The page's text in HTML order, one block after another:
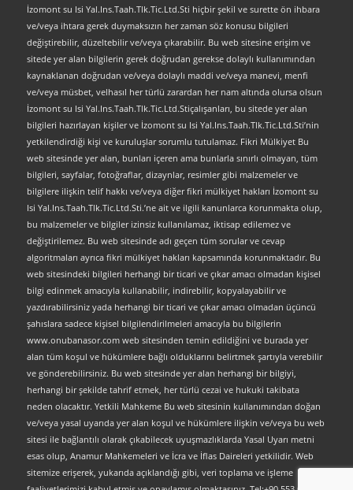
İzomont su Isi Yal.Ins.Taah.Tlk.Tic.Ltd.Sti hiçbir şekil ve surette ön ihbara
ve/veya ihtara gerek duymaksızın her zaman söz konusu bilgileri
değiştirebilir, düzeltebilir ve/veya çıkarabilir. Bu web sitesine erişim ve
sitede yer alan bilgilerin gerek doğrudan gerekse dolaylı kullanımından
kaynaklanan doğrudan ve/veya dolaylı maddi ve/veya manevi, menfi
ve/veya müsbet, velhasıl her türlü zarardan her nam altında olursa olsun
İzomont su Isi Yal.Ins.Taah.Tlk.Tic.Ltd.Stiçalışanları, bu sitede yer alan
bilgileri hazırlayan kişiler ve İzomont su Isi Yal.Ins.Taah.Tlk.Tic.Ltd.Sti’nin
yetkilendirdiği kişi ve kuruluşlar sorumlu tutulamaz. Fikri Mülkiyet Bu
web sitesinde yer alan, bunları içeren ama bunlarla sınırlı olmayan, tüm
bilgileri, sayfalar, fotoğraflar, dizaynlar, resimler gibi malzemeler ve
bilgilere ilişkin telif hakkı ve/veya diğer fikri mülkiyet hakları İzomont su
Isi Yal.Ins.Taah.Tlk.Tic.Ltd.Sti.’ne ait ve ilgili kanunlarca korunmakta olup,
bu malzemeler ve bilgiler izinsiz kullanılamaz, iktisap edilemez ve
değiştirilemez. Bu web sitesinde adı geçen tüm sorular ve cevap
algoritmaları ayrıca fikri mülkiyet hakları kapsamında korunmaktadır. Bu
web sitesindeki bilgileri herhangi bir ticari ve çıkar amacı olmadan kişisel
bilgi edinmek amacıyla kullanabilir, indirebilir, kopyalayabilir ve
yazdırabilirsiniz yada herhangi bir ticari ve çıkar amacı olmadan üçüncü
şahıslara sadece kişisel bilgilendirilmeleri amacıyla bu bilgilerin
www.onubanasor.com web sitesinden temin edildiğini ve burada yer
alan tüm koşul ve hükümlere bağlı olduklarını belirtmek şartıyla verebilir
ve gönderebilirsiniz. Bu web sitesinde yer alan herhangi bir bilgiyi,
herhangi bir şekilde tahrif etmek, her türlü cezai ve hukuki takibata
neden olacaktır. Yetkili Mahkeme Bu web sitesinin kullanımından doğan
ve/veya yasal uyarıda yer alan koşul ve hükümlere ilişkin ve/veya bu web
sitesi ile bağlantılı olarak çıkabilecek uyuşmazlıklarda Yasal Uyarı metni
esas olup, Anamur Mahkemeleri ve İcra ve İflas Daireleri yetkilidir. Web
sitemize erişerek, yukarıda açıklandığı gibi, veri toplama ve işleme